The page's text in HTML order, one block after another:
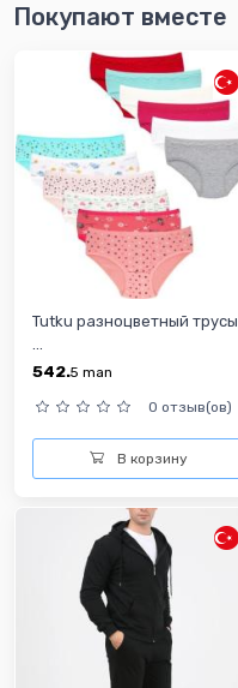
Покупают вместе
Tutku разноцветный трусы
542.5 man
0 отзыв(ов)
В корзину